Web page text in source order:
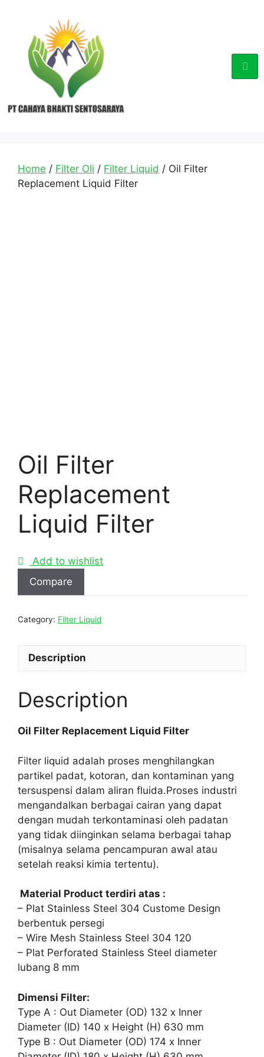
Home / Filter Oli / Filter Liquid / Oil Filter
Replacement Liquid Filter
Oil Filter
Replacement
Liquid Filter
Add to wishlist
Compare
Category: Filter Liquid
Description
Description
Oil Filter Replacement Liquid Filter
Filter liquid adalah proses menghilangkan
partikel padat, kotoran, dan kontaminan yang
tersuspensi dalam aliran fluida.Proses industri
mengandalkan berbagai cairan yang dapat
dengan mudah terkontaminasi oleh padatan
yang tidak diinginkan selama berbagai tahap
(misalnya selama pencampuran awal atau
setelah reaksi kimia tertentu).
Material Product terdiri atas :
– Plat Stainless Steel 304 Custome Design
berbentuk persegi
– Wire Mesh Stainless Steel 304 120
– Plat Perforated Stainless Steel diameter
lubang 8 mm
Dimensi Filter:
Type A : Out Diameter (OD) 132 x Inner
Diameter (ID) 140 x Height (H) 630 mm
Type B : Out Diameter (OD) 174 x Inner